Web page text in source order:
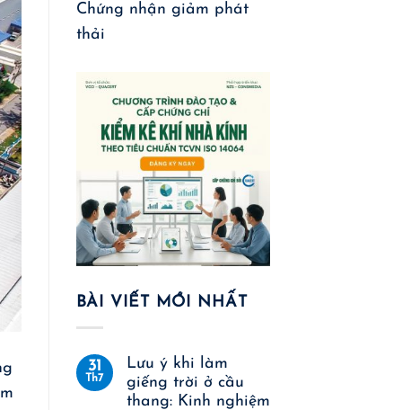
Chứng nhận giảm phát
thải
BÀI VIẾT MỚI NHẤT
31
Th7
Lưu ý khi làm
giếng trời ở cầu
thang: Kinh nghiệm